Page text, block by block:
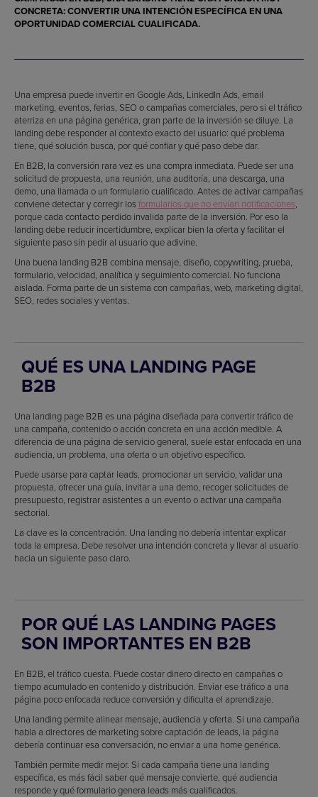
CONCRETA: CONVERTIR UNA INTENCIÓN ESPECÍFICA EN UNA
OPORTUNIDAD COMERCIAL CUALIFICADA.
Una empresa puede invertir en Google Ads, LinkedIn Ads, email
marketing, eventos, ferias, SEO o campañas comerciales, pero si el tráfico
aterriza en una página genérica, gran parte de la inversión se diluye. La
landing debe responder al contexto exacto del usuario: qué problema
tiene, qué solución busca, por qué confiar y qué paso debe dar.
En B2B, la conversión rara vez es una compra inmediata. Puede ser una
solicitud de propuesta, una reunión, una auditoría, una descarga, una
demo, una llamada o un formulario cualificado. Antes de activar campañas
conviene detectar y corregir los formularios que no envían notificaciones
porque cada contacto perdido invalida parte de la inversión. Por eso la
landing debe reducir incertidumbre, explicar bien la oferta y facilitar el
siguiente paso sin pedir al usuario que adivine.
Una buena landing B2B combina mensaje, diseño, copywriting, prueba,
formulario, velocidad, analítica y seguimiento comercial. No funciona
aislada. Forma parte de un sistema con campañas, web, marketing digital,
SEO, redes sociales y ventas.
QUÉ ES UNA LANDING PAGE
B2B
Una landing page B2B es una página diseñada para convertir tráfico de
una campaña, contenido o acción concreta en una acción medible. A
diferencia de una página de servicio general, suele estar enfocada en una
audiencia, un problema, una oferta o un objetivo específico.
Puede usarse para captar leads, promocionar un servicio, validar una
propuesta, ofrecer una guía, invitar a una demo, recoger solicitudes de
presupuesto, registrar asistentes a un evento o activar una campaña
sectorial.
La clave es la concentración. Una landing no debería intentar explicar
toda la empresa. Debe resolver una intención concreta y llevar al usuario
hacia un siguiente paso claro.
POR QUÉ LAS LANDING PAGES
SON IMPORTANTES EN B2B
En B2B, el tráfico cuesta. Puede costar dinero directo en campañas o
tiempo acumulado en contenido y distribución. Enviar ese tráfico a una
página poco enfocada reduce conversión y dificulta el aprendizaje.
Una landing permite alinear mensaje, audiencia y oferta. Si una campaña
habla a directores de marketing sobre captación de leads, la página
debería continuar esa conversación, no enviar a una home genérica.
También permite medir mejor. Si cada campaña tiene una landing
específica, es más fácil saber qué mensaje convierte, qué audiencia
responde y qué formulario genera leads más cualificados.